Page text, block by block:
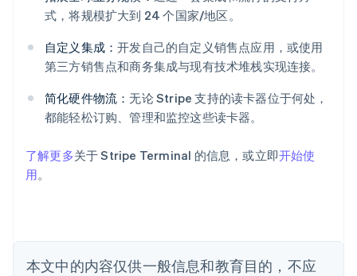
式，将规模扩大到 24 个国家/地区。
自定义集成：开发自己的自定义销售点应用，或使用
第三方销售点和商务集成与现有技术堆栈实现连接。
简化硬件物流：无论 Stripe 支持的读卡器位于何处，
都能轻松订购、管理和监控这些读卡器。
了解更多关于 Stripe Terminal 的信息，或立即开始使
用。
本文中的内容仅供一般信息和教育目的，不应
爱尔兰
English
爱沙尼亚
English
奥地利
澳大利亚
English
Português English
丹麦